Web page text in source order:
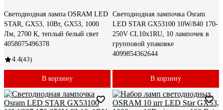
Светодиодная лампа OSRAM LED
STAR, GX53, 10Вт, GX53, 1000
Лм, 2700 К, теплый белый свет
4058075496378
4.4(43)
В корзину
Светодиодная лампочка Osram
LED STAR GX53100 10W/840 170-
250V CL10x1RU, 10 лампочек в
групповой упаковке
4099854362644
В корзину